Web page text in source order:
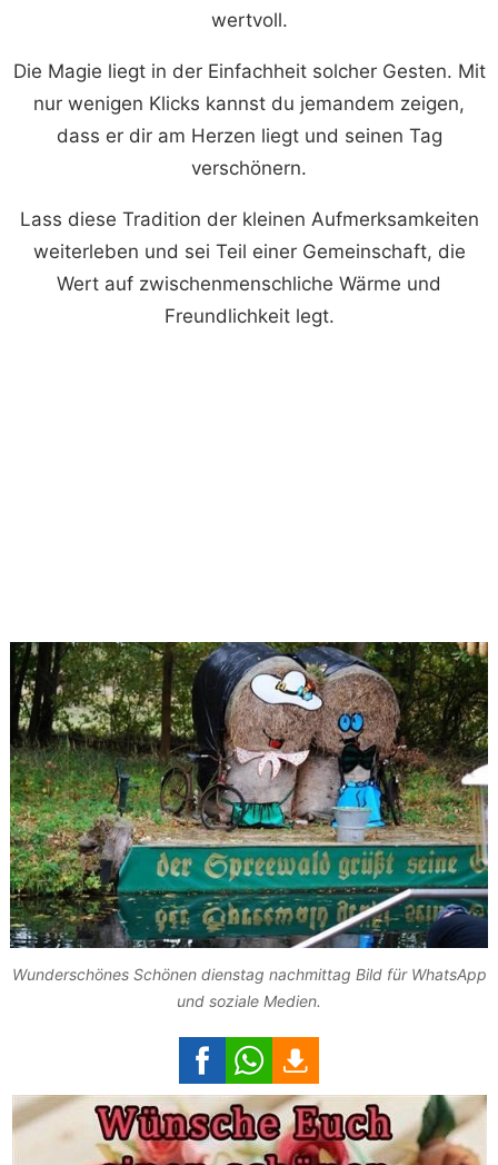
wertvoll.
Die Magie liegt in der Einfachheit solcher Gesten. Mit
nur wenigen Klicks kannst du jemandem zeigen,
dass er dir am Herzen liegt und seinen Tag
verschönern.
Lass diese Tradition der kleinen Aufmerksamkeiten
weiterleben und sei Teil einer Gemeinschaft, die
Wert auf zwischenmenschliche Wärme und
Freundlichkeit legt.
Wunderschönes Schönen dienstag nachmittag Bild für WhatsApp
und soziale Medien.